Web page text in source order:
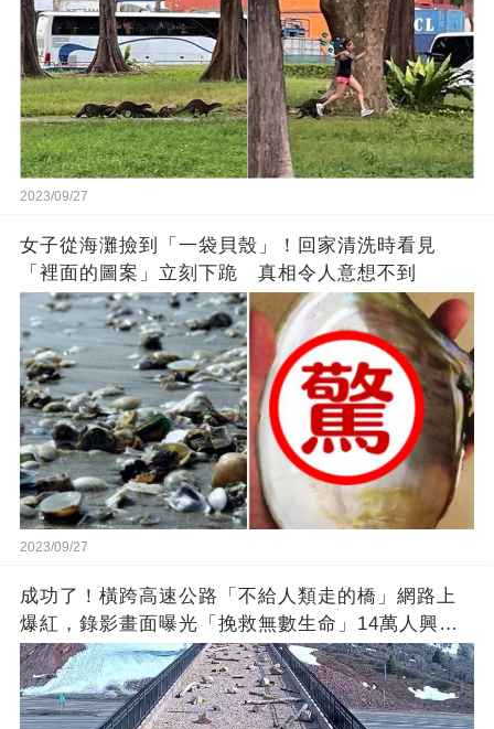
2023/09/27
女子從海灘撿到「一袋貝殼」！回家清洗時看見
「裡面的圖案」立刻下跪 真相令人意想不到
2023/09/27
成功了！橫跨高速公路「不給人類走的橋」網路上
爆紅，錄影畫面曝光「挽救無數生命」14萬人興奮
歡呼